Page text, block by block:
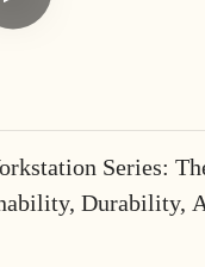
Series:
Durability,